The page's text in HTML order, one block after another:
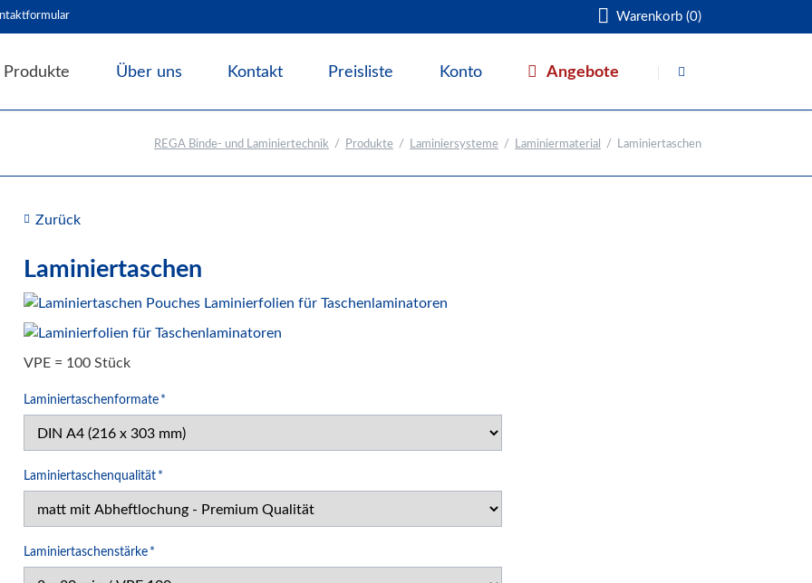
Warenkorb (0)
überspringen
Produkte
Zubehör und Hilfsmittel
Schneidesysteme
Papierweiterverarbeitung
Druck- und Kopierfolien
IDEAL Luftreiniger
Über uns Kontakt Preisliste Konto Angebote
REGA Binde- und Laminiertechnik Produkte Laminiersysteme Laminiermaterial Laminiertaschen
Zurück
Laminiertaschen
VPE = 100 Stück
Pflichtfeld
Laminiertaschenformate *
Pflichtfeld
Laminiertaschenqualität *
Pflichtfeld
Laminiertaschenstärke *